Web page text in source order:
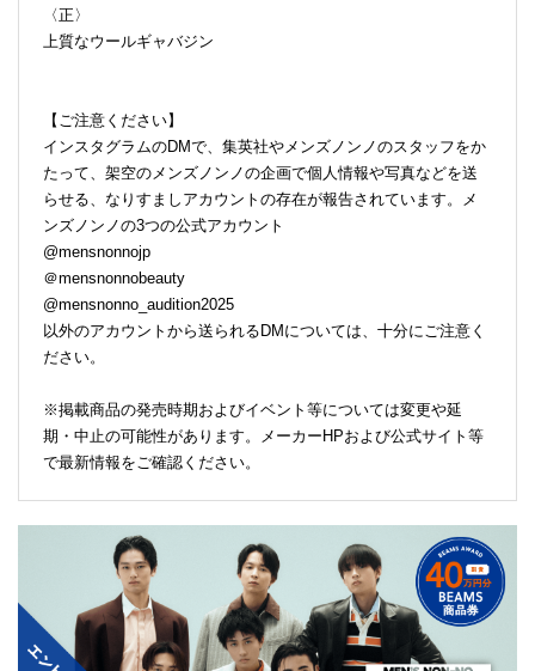
〈正〉
上質なウールギャバジン
【ご注意ください】
インスタグラムのDMで、集英社やメンズノンノのスタッフをか
たって、架空のメンズノンノの企画で個人情報や写真などを送
らせる、なりすましアカウントの存在が報告されています。メ
ンズノンノの3つの公式アカウント
@mensnonnojp
＠mensnonnobeauty
@mensnonno_audition2025
以外のアカウントから送られるDMについては、十分にご注意く
ださい。
※掲載商品の発売時期およびイベント等については変更や延
期・中止の可能性があります。メーカーHPおよび公式サイト等
で最新情報をご確認ください。